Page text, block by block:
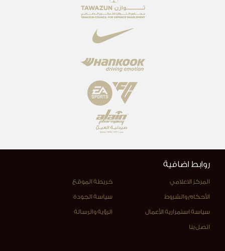
روابط اضافية
المركز الاعلامي خريطة الموقع
الأحكام والشروط سياسة الجودة
سياسة استمرارية الأعمال الرؤية والرسالة
اتصل بنا